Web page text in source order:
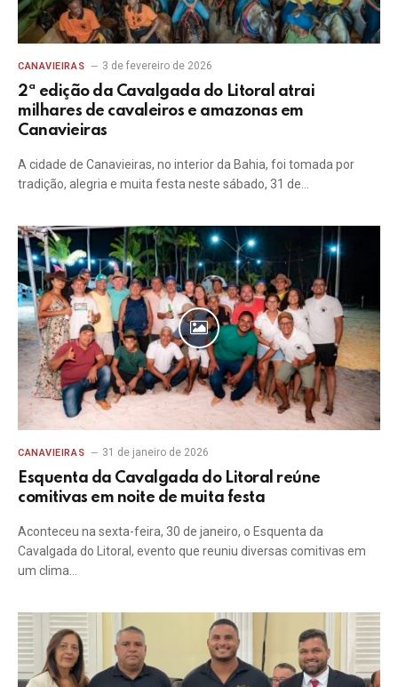
CANAVIEIRAS 3 de fevereiro de 2026
2ª edição da Cavalgada do Litoral atrai
milhares de cavaleiros e amazonas em
Canavieiras
A cidade de Canavieiras, no interior da Bahia, foi tomada por
tradição, alegria e muita festa neste sábado, 31 de…
CANAVIEIRAS 31 de janeiro de 2026
Esquenta da Cavalgada do Litoral reúne
comitivas em noite de muita festa
Aconteceu na sexta-feira, 30 de janeiro, o Esquenta da
Cavalgada do Litoral, evento que reuniu diversas comitivas em
um clima…